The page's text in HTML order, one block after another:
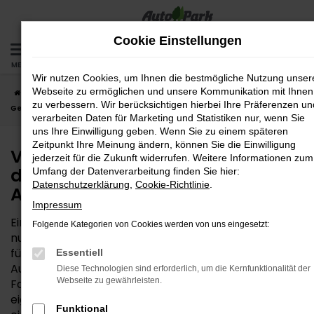
Zum
springen
MENÜ
Startseite Augsburg VW VW T-Cross
VW T-Cross
Gebrauchtwagen – die günstige Lösung für Augsburg
VW T-Cross Gebrauchtwagen –
die günstige Lösung für
Augsburg
Ein VW T-Cross Gebrauchtwagen ist weit mehr als
nur ein kostensparender Kompromiss. Wenn Sie sich
für dieses Modell entscheiden, erhalten Sie bei der
AutoPark GmbH ein komplett durchgechecktes
Fahrzeug in Bestform. Für Ihre Mobilität in Augsburg
eignet sich das Fahrzeug perfekt – den
Cookie Einstellungen
Wir nutzen Cookies, um Ihnen die bestmögliche Nutzung
Webseite zu ermöglichen und unsere Kommunikation mit Ihnen
zu verbessern. Wir berücksichtigen hierbei Ihre Präferenzen
verarbeiten Daten für Marketing und Statistiken nur, wenn Sie
uns Ihre Einwilligung geben. Wenn Sie zu einem späteren
Zeitpunkt Ihre Meinung ändern, können Sie die Einwilligung
jederzeit für die Zukunft widerrufen. Weitere Informationen zum
Umfang der Datenverarbeitung finden Sie hier:
Datenschutzerklärung Cookie-Richtlinie
Impressum
Folgende Kategorien von Cookies werden von uns eingesetzt:
Essentiell
Diese Technologien sind erforderlich, um die Kernfunktionalität der
Webseite zu gewährleisten.
Funktional